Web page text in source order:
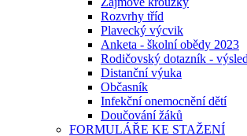
Rozvrhy tříd
Plavecký výcvik
Anketa - školní obědy 2023
Rodičovský dotazník -
Distanční výuka
Občasník
Infekční onemocnění dětí
Doučování žáků
FORMULÁŘE KE STAŽENÍ